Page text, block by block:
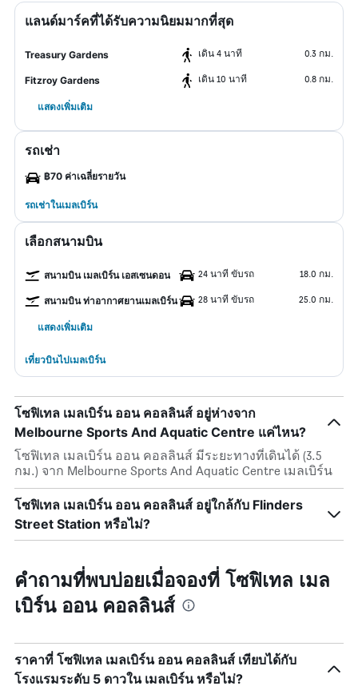
แลนด์มาร์คที่ได้รับความนิยมมากที่สุด
Treasury Gardens เดิน 4 นาที 0.3 กม.
Fitzroy Gardens เดิน 10 นาที 0.8 กม.
แสดงเพิ่มเติม
รถเช่า
฿70 ค่าเฉลี่ยรายวัน
รถเช่าในเมลเบิร์น
เลือกสนามบิน
สนามบิน เมลเบิร์น เอสเซนดอน 24 นาที ขับรถ 18.0 กม.
สนามบิน ท่าอากาศยานเมลเบิร์น 28 นาที ขับรถ 25.0 กม.
แสดงเพิ่มเติม
เที่ยวบินไปเมลเบิร์น
โซฟิเทล เมลเบิร์น ออน คอลลินส์ อยู่ห่างจาก
Melbourne Sports And Aquatic Centre แค่ไหน?
โซฟิเทล เมลเบิร์น ออน คอลลินส์ มีระยะทางที่เดินได้ (3.5
กม.) จาก Melbourne Sports And Aquatic Centre เมลเบิร์น
โซฟิเทล เมลเบิร์น ออน คอลลินส์ อยู่ใกล้กับ Flinders
Street Station หรือไม่?
คำถามที่พบบ่อยเมื่อจองที่ โซฟิเทล เมล
เบิร์น ออน คอลลินส์
ราคาที่ โซฟิเทล เมลเบิร์น ออน คอลลินส์ เทียบได้กับ
โรงแรมระดับ 5 ดาวใน เมลเบิร์น หรือไม่?